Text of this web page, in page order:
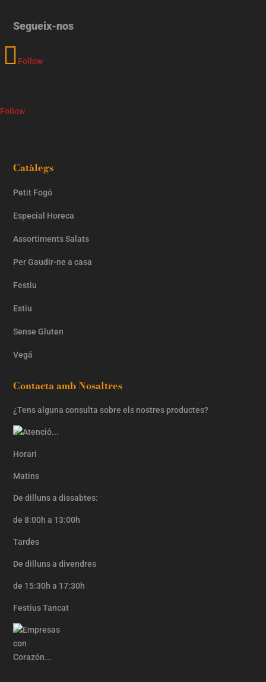
Segueix-nos
Follow
Follow
Catàlegs
Petit Fogó
Especial Horeca
Assortiments Salats
Per Gaudir-ne a casa
Festiu
Estiu
Sense Gluten
Vegá
Contacta amb Nosaltres
¿Tens alguna consulta sobre els nostres productes?
Horari
Matins
De dilluns a dissabtes:
de 8:00h a 13:00h
Tardes
De dilluns a divendres
de 15:30h a 17:30h
Festius Tancat